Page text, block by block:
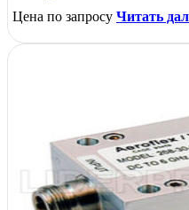
Цена по запросу Читать